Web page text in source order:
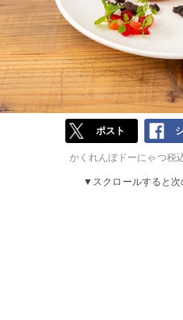
ポスト
かくれんぼドーにゃつ税
▼スクロールすると次